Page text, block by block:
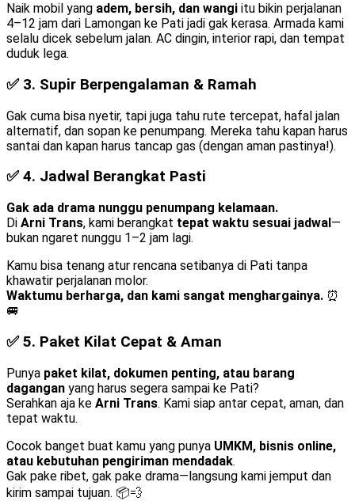
Naik mobil yang adem, bersih, dan wangi itu bikin perjalanan
4–12 jam dari Lamongan ke Pati jadi gak kerasa. Armada kami
selalu dicek sebelum jalan. AC dingin, interior rapi, dan tempat
duduk lega.
✅ 3. Supir Berpengalaman & Ramah
Gak cuma bisa nyetir, tapi juga tahu rute tercepat, hafal jalan
alternatif, dan sopan ke penumpang. Mereka tahu kapan harus
santai dan kapan harus tancap gas (dengan aman pastinya!).
✅ 4. Jadwal Berangkat Pasti
Gak ada drama nunggu penumpang kelamaan.
Di Arni Trans, kami berangkat tepat waktu sesuai jadwal —
bukan ngaret nunggu 1–2 jam lagi.
Kamu bisa tenang atur rencana setibanya di Pati tanpa
khawatir perjalanan molor.
Waktumu berharga, dan kami sangat menghargainya. ⏰
🚐
✅ 5. Paket Kilat Cepat & Aman
Punya paket kilat, dokumen penting, atau barang
dagangan yang harus segera sampai ke Pati?
Serahkan aja ke Arni Trans. Kami siap antar cepat, aman, dan
tepat waktu.
Cocok banget buat kamu yang punya UMKM, bisnis online,
atau kebutuhan pengiriman mendadak.
Gak pake ribet, gak pake drama—langsung kami jemput dan
kirim sampai tujuan. 📦💨